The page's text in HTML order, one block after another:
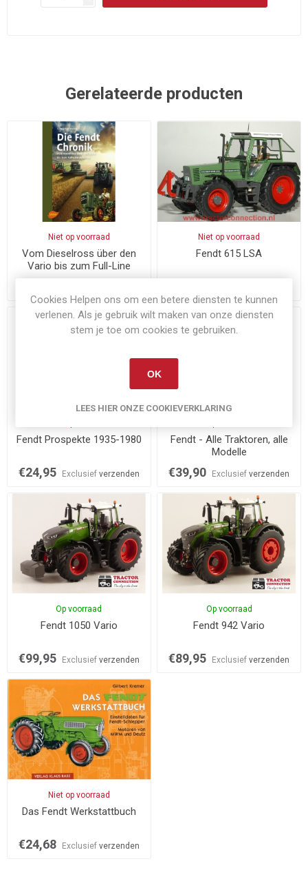
Gerelateerde producten
Niet op voorraad
Vom Dieselross über den
Vario bis zum Full-Line
Anbieter
Niet op voorraad
Fendt 615 LSA
Fendt Prospekte 1935-1980
€24,95 Exclusief verzenden
Fendt - Alle Traktoren, alle
Modelle
€39,90 Exclusiefverzenden
Op voorraad
Fendt 1050 Vario
€99,95 Exclusief verzenden
Op voorraad
Fendt 942 Vario
€89,95 Exclusiefverzenden
Niet op voorraad
Das Fendt Werkstattbuch
€24,68 Exclusief verzenden
Cookies Helpen ons om een betere diensten te kunnen
verlenen. Als je gebruik wilt maken van onze diensten
stem je toe om cookies te gebruiken.
OK
LEES HIER ONZE COOKIEVERKLARING